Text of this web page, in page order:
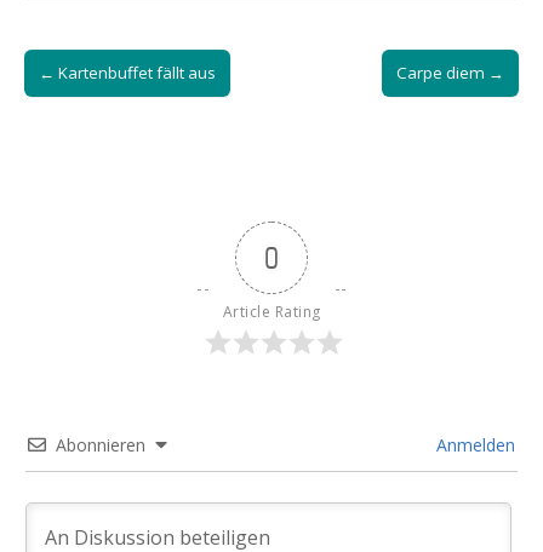
Post
navigation
← Kartenbuffet fällt aus Carpe diem →
0
Article Rating
Abonnieren Anmelden